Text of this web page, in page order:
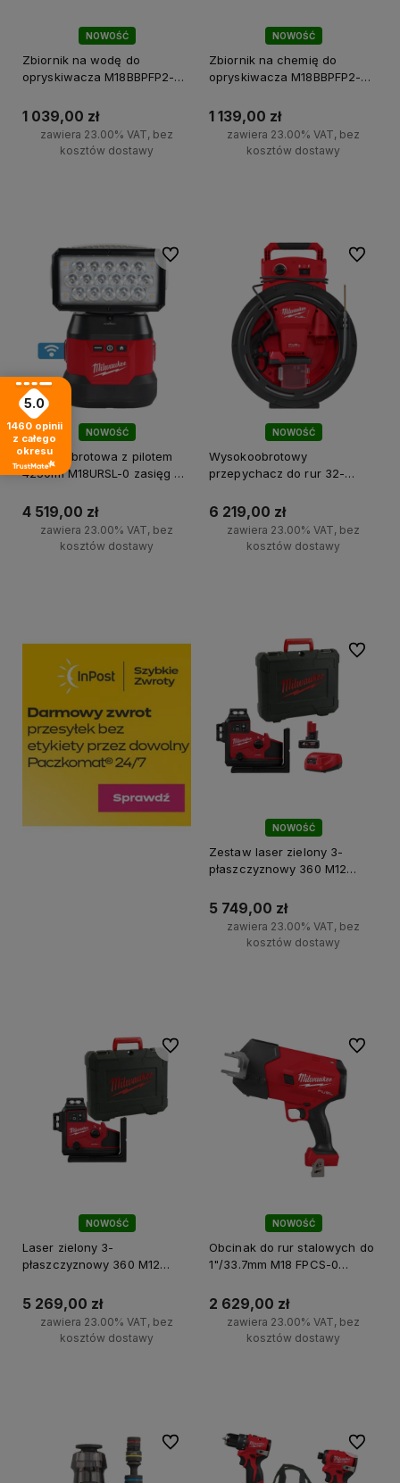
NOWOŚĆ
Zbiornik na wodę do
opryskiwacza M18BBPFP2-
1 039,00 zł
zawiera 23.00% VAT, bez
kosztów dostawy
NOWOŚĆ
Zbiornik na chemię do
opryskiwacza M18BBPFP2-
1 139,00 zł
zawiera 23.00% VAT, bez
kosztów dostawy
NOWOŚĆ
Lampa obrotowa z pilotem
4250lm M18URSL-0 zasięg do
4 519,00 zł
zawiera 23.00% VAT, bez
kosztów dostawy
Do ulubionych
NOWOŚĆ
Wysokoobrotowy
przepychacz do rur 32-
Milwaukee
6 219,00 zł
zawiera 23.00% VAT, bez
kosztów dostawy
Do
NOWOŚĆ
Zestaw laser zielony 3-
płaszczyznowy 360 M12
5 749,00 zł
zawiera 23.00% VAT, bez
kosztów dostawy
Do
NOWOŚĆ
Laser zielony 3-
płaszczyznowy 360 M12
5 269,00 zł
zawiera 23.00% VAT, bez
kosztów dostawy
Do ulubionych
NOWOŚĆ
Obcinak do rur stalowych do
1"/33.7mm M18 FPCS-0
2 629,00 zł
zawiera 23.00% VAT, bez
kosztów dostawy
Do
Do ulubionych Do
5.0
1460 opinii
z całego
okresu